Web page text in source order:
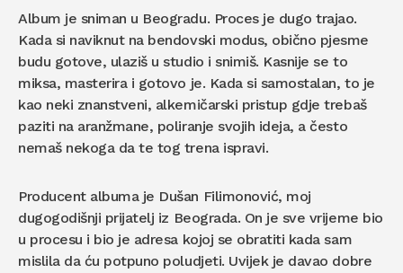
Album je sniman u Beogradu. Proces je dugo trajao.
Kada si naviknut na bendovski modus, obično pjesme
budu gotove, ulaziš u studio i snimiš. Kasnije se to
miksa, masterira i gotovo je. Kada si samostalan, to je
kao neki znanstveni, alkemičarski pristup gdje trebaš
paziti na aranžmane, poliranje svojih ideja, a često
nemaš nekoga da te tog trena ispravi.
Producent albuma je Dušan Filimonović, moj
dugogodišnji prijatelj iz Beograda. On je sve vrijeme bio
u procesu i bio je adresa kojoj se obratiti kada sam
mislila da ću potpuno poludjeti. Uvijek je davao dobre